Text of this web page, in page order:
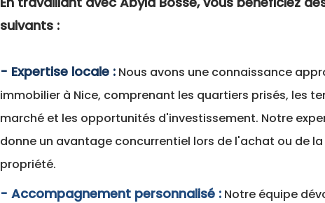
suivants :
- Expertise locale : Nous avons une connaissance
immobilier à Nice, comprenant les quartiers prisés, les
marché et les opportunités d'investissement. Notre
donne un avantage concurrentiel lors de l'achat ou de
propriété.
- Accompagnement personnalisé : Notre équipe